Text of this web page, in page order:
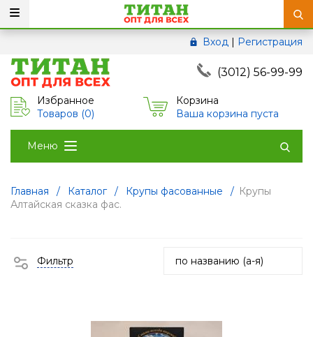
Вход | Регистрация
(3012) 56-99-99
Избранное
Товаров (0)
Корзина
Ваша корзина пуста
Меню
Главная / Каталог / Крупы фасованные / Крупы
Алтайская сказка фас.
Фильтр